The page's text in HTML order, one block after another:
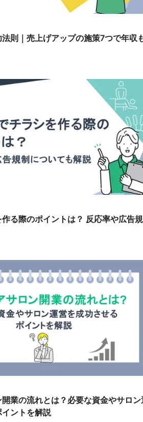
則｜売上げアップの施策7つで年収
る際のポイントは？ 反応率や広告
業の流れとは？必要な資金やサロン
ントを解説